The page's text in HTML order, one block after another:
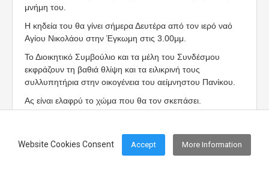
Website Cookies Consent Accept More Information
μνήμη του.
Η κηδεία του θα γίνει σήμερα Δευτέρα από τον ιερό ναό
Αγίου Νικολάου στην Έγκωμη στις 3.00μμ.
Το Διοικητικό Συμβούλιο και τα μέλη του Συνδέσμου
εκφράζουν τη βαθιά θλίψη και τα ειλικρινή τους
συλλυπητήρια στην οικογένεια του αείμνηστου Πανίκου.
Ας είναι ελαφρύ το χώμα που θα τον σκεπάσει.